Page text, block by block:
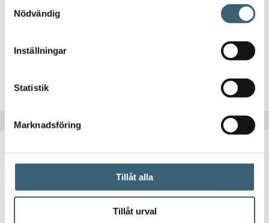
Nödvändig
Inställningar
Statistik
Marknadsföring
Tillåt alla
Tillåt urval
Tanklock 2″ Endast Lock